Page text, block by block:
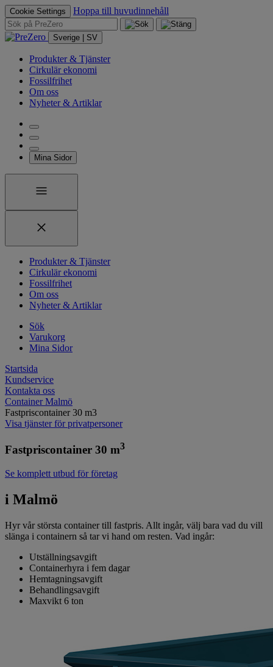
Cookie Settings Hoppa till huvudinnehåll
Sverige | SV
Produkter & Tjänster
Cirkulär ekonomi
Fossilfrihet
Om oss
Nyheter & Artiklar
Mina Sidor
Produkter & Tjänster
Cirkulär ekonomi
Fossilfrihet
Om oss
Nyheter & Artiklar
Sök
Varukorg
Mina Sidor
Startsida
Kundservice
Kontakta oss
Container Malmö
Fastpriscontainer 30 m3
Visa tjänster för privatpersoner
Fastpriscontainer 30 m3
Se komplett utbud för företag
i Malmö
Hyr vår största container till fastpris. Allt ingår, välj bara vad du vill
slänga i containern så tar vi hand om resten. Vad ingår:
Utställningsavgift
Containerhyra i fem dagar
Hemtagningsavgift
Behandlingsavgift
Maxvikt 6 ton